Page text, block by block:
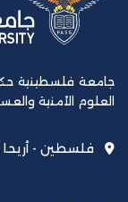
جامعة فلسطينية
العلوم الأمنية
فلسطين -